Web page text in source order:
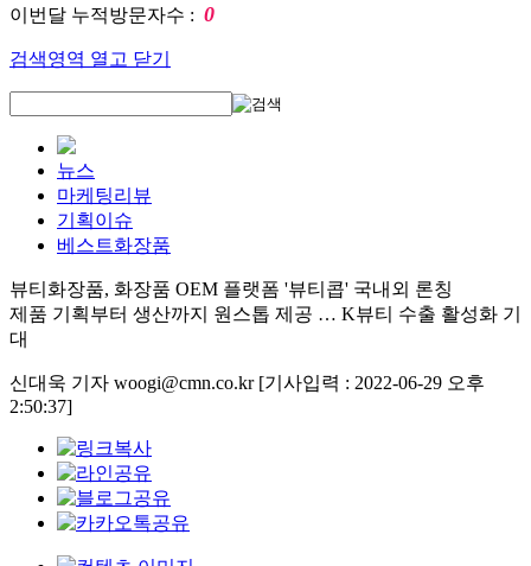
이번달 누적방문자수 : 0
검색영역 열고 닫기
뉴스
마케팅리뷰
기획이슈
베스트화장품
뷰티화장품, 화장품 OEM 플랫폼 '뷰티콥' 국내외 론칭
제품 기획부터 생산까지 원스톱 제공 … K뷰티 수출 활성화 기
대
신대욱 기자 woogi@cmn.co.kr [기사입력 : 2022-06-29 오후
2:50:37]